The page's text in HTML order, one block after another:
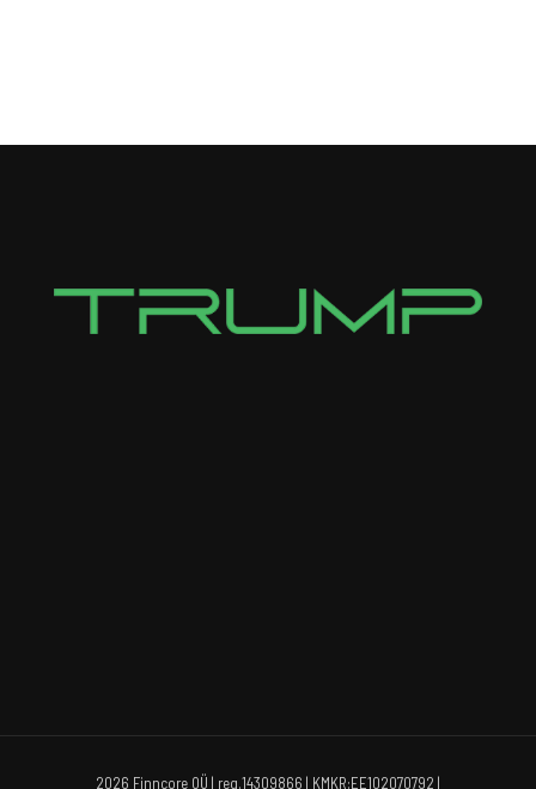
2026 Finncore OÜ | reg.14309866 | KMKR:EE102070792 |